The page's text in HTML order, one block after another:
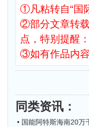
①凡粘转自“国
②部分文章转
点，特别提醒
③如有作品内
同类资讯 ：
• 国能阿特斯海南20万